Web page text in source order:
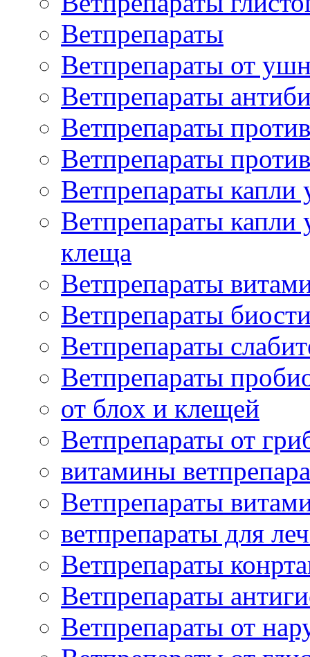
Ветпрепараты
Ветпрепараты от
Ветпрепараты
Ветпрепараты
Ветпрепараты
Ветпрепараты
Ветпрепараты
клеща
Ветпрепараты
Ветпрепараты
Ветпрепараты
Ветпрепараты
от блох и клещей
Ветпрепараты от
витамины
Ветпрепараты
ветпрепараты для
Ветпрепараты
Ветпрепараты
Ветпрепараты от